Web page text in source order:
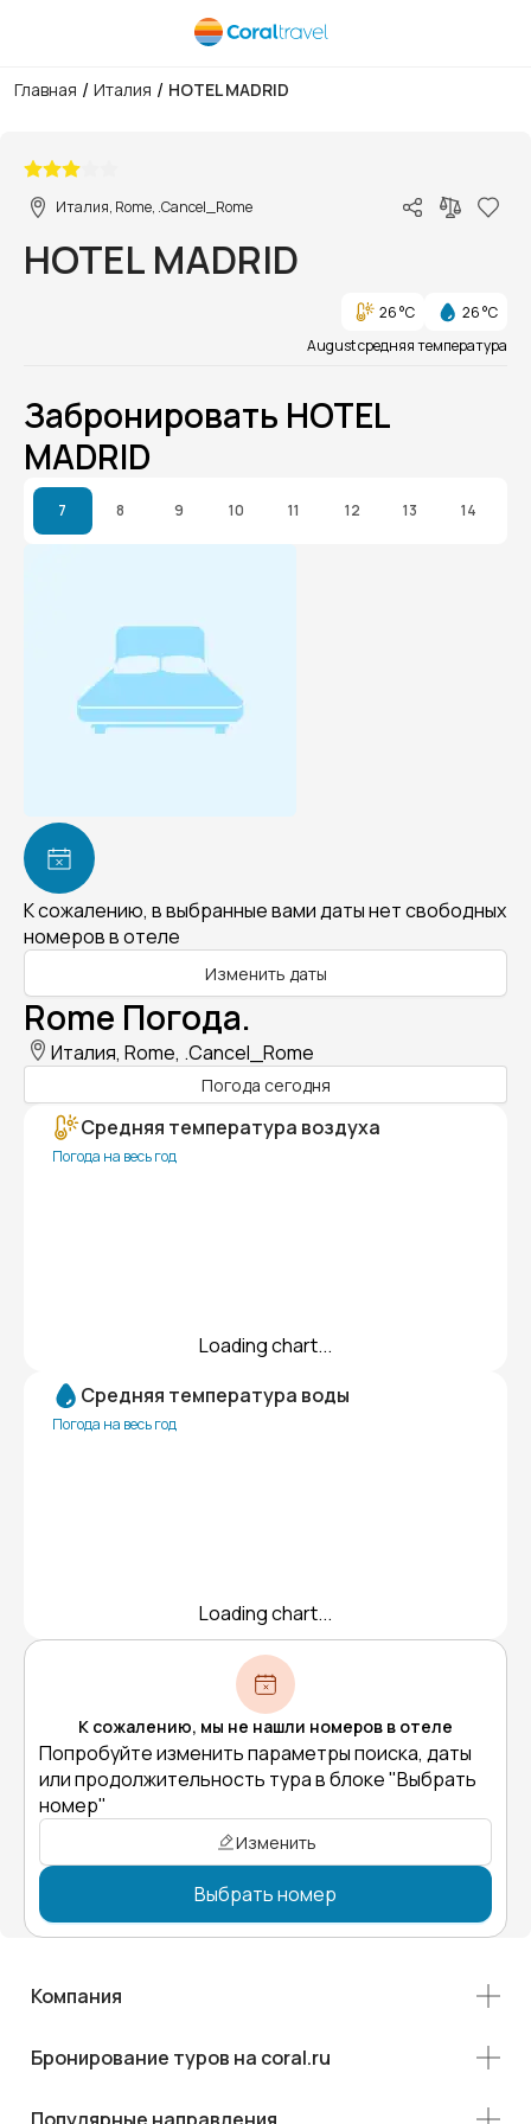
Главная / Италия / HOTEL MADRID
Италия, Rome, .Cancel_Rome
HOTEL MADRID
26 °C
26 °C
August средняя температура
Забронировать HOTEL
MADRID
7 8 9 10 11 12 13 14
К сожалению, в выбранные вами даты нет свободных
номеров в отеле
Изменить даты
Rome Погода.
Италия, Rome, .Cancel_Rome
Погода сегодня
Средняя температура воздуха
Погода на весь год
Loading chart...
Средняя температура воды
Погода на весь год
Loading chart...
К сожалению, мы не нашли номеров в отеле
Попробуйте изменить параметры поиска, даты
или продолжительность тура в блоке "Выбрать
номер"
Изменить
Выбрать номер
Компания
Бронирование туров на coral.ru